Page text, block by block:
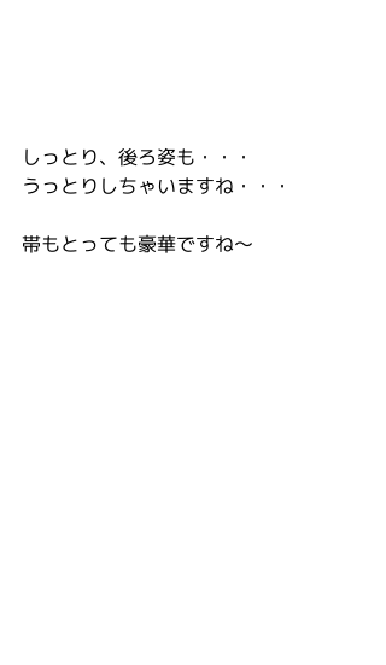
しっとり、後ろ姿も・・・
うっとりしちゃいますね・・・
帯もとっても豪華ですね〜